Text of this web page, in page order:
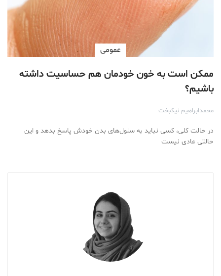
عمومی
ممکن است به خون خودمان هم حساسیت داشته
باشیم؟
محمدابراهیم نیکبخت
در حالت کلی، کسی نباید به سلول‌های بدن خودش پاسخ بدهد و این
حالتی عادی‌ نیست